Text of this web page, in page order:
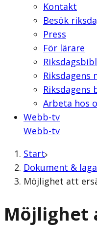
Kontakt
Besök
Press
För lärare
Riksdagens
Riksdagens
Arbeta hos
Webb-tv
Webb-tv
Start
Dokument &
Möjlighet att
Möjlighet